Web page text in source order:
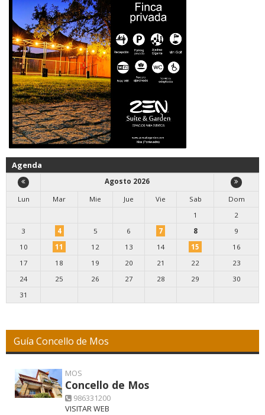
Agenda
Agosto 2026
Lun
Mar Mie Jue Vie Sab
Dom
1
2
3
4 5 6 7 8
9
10
11 12 13 14 15
16
17
18 19 20 21 22
23
24
25 26 27 28 29
30
31
Guía Concello de Mos
MOS
Concello de Mos
986331200
VISITAR WEB